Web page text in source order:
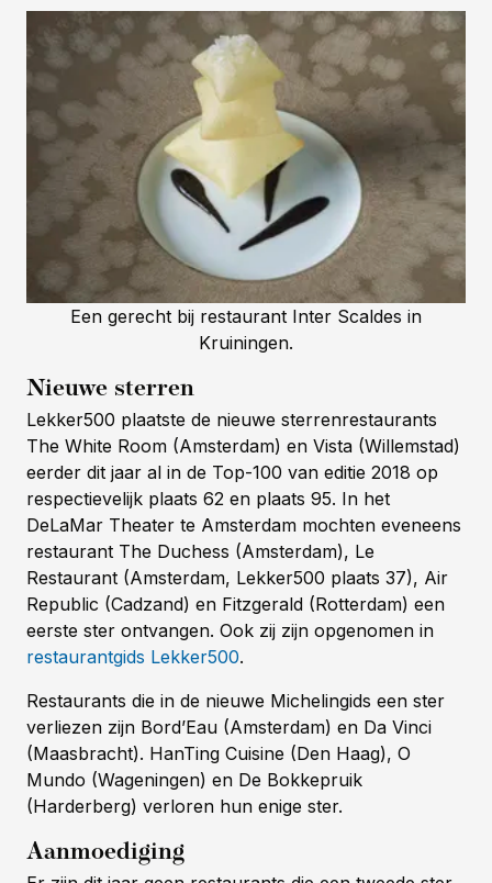
Een gerecht bij restaurant Inter Scaldes in
Kruiningen.
Nieuwe sterren
Lekker500 plaatste de nieuwe sterrenrestaurants
The White Room (Amsterdam) en Vista (Willemstad)
eerder dit jaar al in de Top-100 van editie 2018 op
respectievelijk plaats 62 en plaats 95. In het
DeLaMar Theater te Amsterdam mochten eveneens
restaurant The Duchess (Amsterdam), Le
Restaurant (Amsterdam, Lekker500 plaats 37), Air
Republic (Cadzand) en Fitzgerald (Rotterdam) een
eerste ster ontvangen. Ook zij zijn opgenomen in
restaurantgids Lekker500.
Restaurants die in de nieuwe Michelingids een ster
verliezen zijn Bord’Eau (Amsterdam) en Da Vinci
(Maasbracht). HanTing Cuisine (Den Haag), O
Mundo (Wageningen) en De Bokkepruik
(Harderberg) verloren hun enige ster.
Aanmoediging